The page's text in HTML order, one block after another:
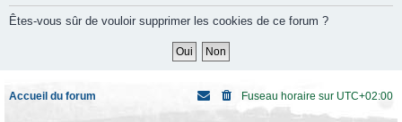
Êtes-vous sûr de vouloir supprimer les cookies de ce forum ?
Accueil du forum Fuseau horaire sur UTC+02:00